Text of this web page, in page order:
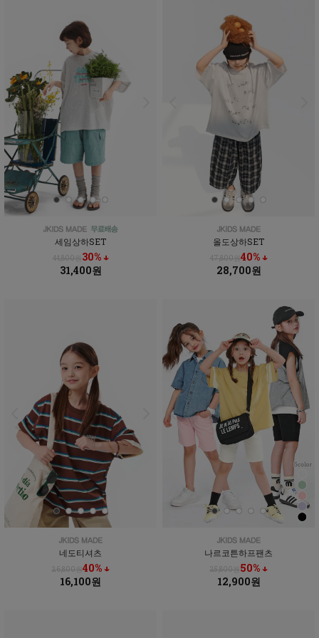
세임상하SET
44,800원 30% ↓
31,400원
올도상하SET
47,800원 40% ↓
28,700원
네도티셔츠
26,800원 40% ↓
16,100원
나르코튼하프팬츠
25,800원 50% ↓
12,900원